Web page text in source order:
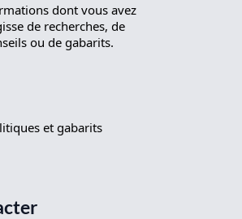
dont vous avez
de recherches, de
ou de gabarits.
et gabarits